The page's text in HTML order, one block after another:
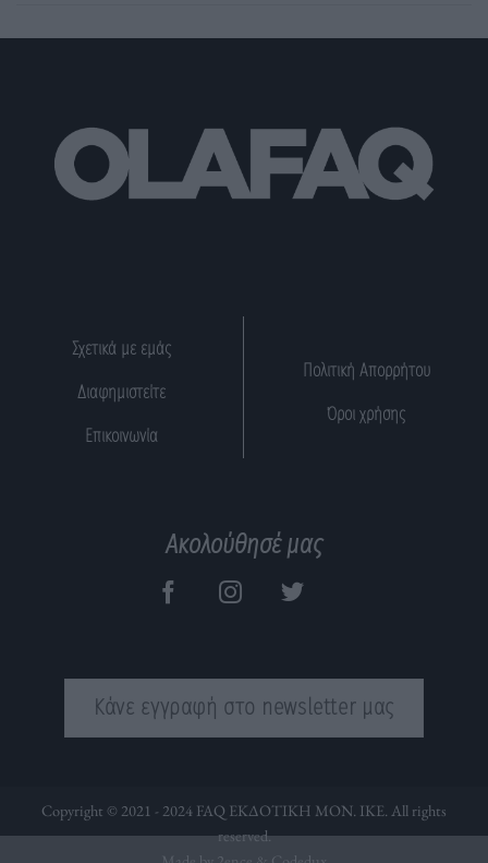
Σχετικά με εμάς
Διαφημιστείτε
Επικοινωνία
Πολιτική Απορρήτου
Όροι χρήσης
Ακολούθησέ μας
Κάνε εγγραφή στο newsletter μας
Copyright © 2021 - 2024 FAQ ΕΚΔΟΤΙΚΗ ΜΟΝ. ΙΚΕ. All rights
reserved.